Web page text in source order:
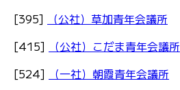
[395]
（公社）草加青年会議所
[415]
（公社）こだま青年会議所
[524]
（一社）朝霞青年会議所